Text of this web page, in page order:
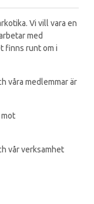
Vi vill vara en
med
finns runt om i
våra medlemmar är
mot
vår verksamhet